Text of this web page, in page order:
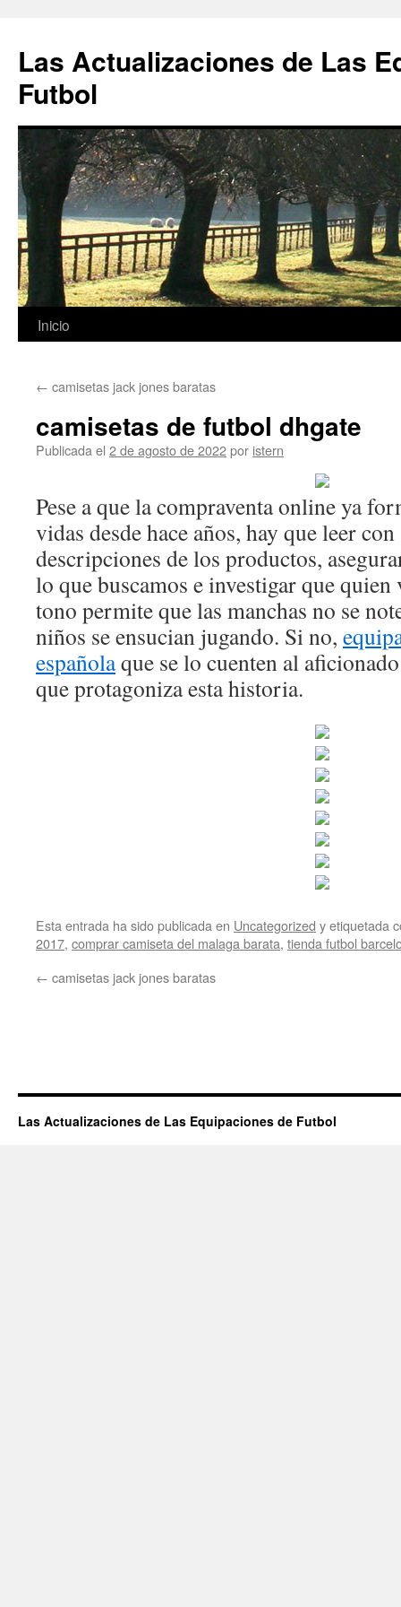
Las Actualizaciones de Las
Futbol
Saltar
contenido
Inicio
← camisetas jack jones baratas
camisetas de futbol dhgate
Publicada el 2 de agosto de 2022por istern
Pese a que la compraventa online ya
vidas desde hace años, hay que leer
descripciones de los productos,
lo que buscamos e investigar que quien
tono permite que las manchas no se
niños se ensucian jugando. Si no,
españolaque se lo cuenten al
que protagoniza esta historia.
Esta entrada ha sido publicada en Uncategorized y etiquetada
2017, comprar camiseta del malaga barata, tienda futbol
← camisetas jack jones baratas
Las Actualizaciones de Las Equipaciones de Futbol